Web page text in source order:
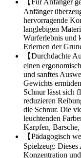
【Für Anfänger
Anfänger
hervorragende
langlebigen
Wurferlebnis und
Erlernen der
【Durchdachte
einen
und sanftes
Gewichts
Schnur lässt sich
reduzieren
die Schnur. Die
leuchtenden
Karpfen,
【Pädagogisch
Spielzeug:
Konzentration